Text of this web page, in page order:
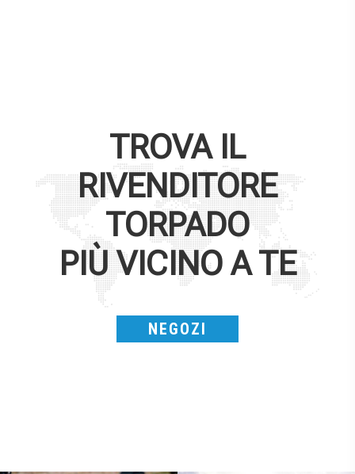
TROVA IL
RIVENDITORE
TORPADO
PIÙ VICINO A TE
NEGOZI